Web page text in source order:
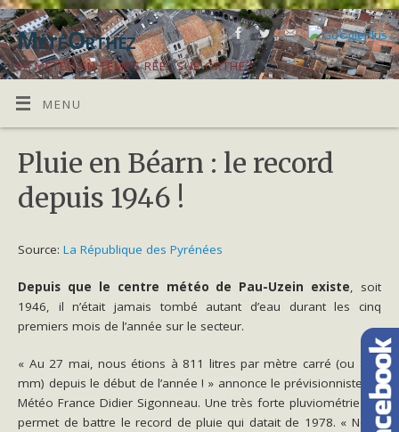
MétéOrthez
LA MÉTÉO EN TEMPS RÉEL SUR ORTHEZ
MENU
Pluie en Béarn : le record
depuis 1946 !
Source:La République des Pyrénées
Depuis que le centre météo de Pau-Uzein existe, soit
1946, il n’était jamais tombé autant d’eau durant les cinq
premiers mois de l’année sur le secteur.
« Au 27 mai, nous étions à 811 litres par mètre carré (ou 811
mm) depuis le début de l’année ! » annonce le prévisionniste de
Météo France Didier Sigonneau. Une très forte pluviométrie qui
permet de battre le record de pluie qui datait de 1978. « Nous